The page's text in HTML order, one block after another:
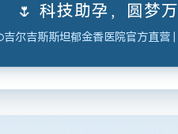
🌷 科技助孕，圆梦
吉尔吉斯斯坦郁金香医院官方直营